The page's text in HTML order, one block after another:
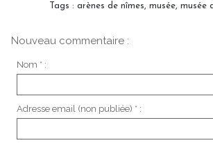
Tags : arènes de nîmes, musée, musée
Nouveau commentaire :
Nom * :
Adresse email (non publiée) * :